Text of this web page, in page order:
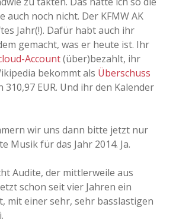
2019
2020
2021
2023
auch noch nicht. Der KFMW AK
Jahr(!). Dafür habt auch ihr
gemacht, was er heute ist. Ihr
Account(über)bezahlt, ihr
bekommt als Überschuss
310,97 EUR. Und ihr den Kalender
wir uns dann bitte jetzt nur
Musik für das Jahr 2014. Ja.
Audite, der mittlerweile aus
schon seit vier Jahren ein
mit einer sehr, sehr basslastigen